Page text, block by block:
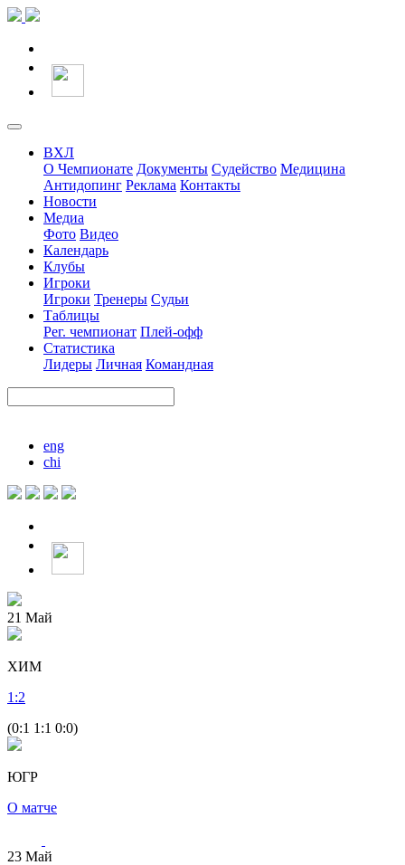
ВХЛ
О Чемпионате Документы Судейство Медицина
Антидопинг Реклама Контакты
Новости
Медиа
Фото Видео
Календарь
Клубы
Игроки
Игроки Тренеры Судьи
Таблицы
Рег. чемпионат Плей-офф
Статистика
Лидеры Личная Командная
eng
chi
21 Май
ХИМ
1 :2
(0:1 1:1 0:0)
ЮГР
О матче
23 Май